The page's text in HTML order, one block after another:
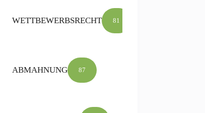
WETTBEWERBSRECHT 81
ABMAHNUNG 87